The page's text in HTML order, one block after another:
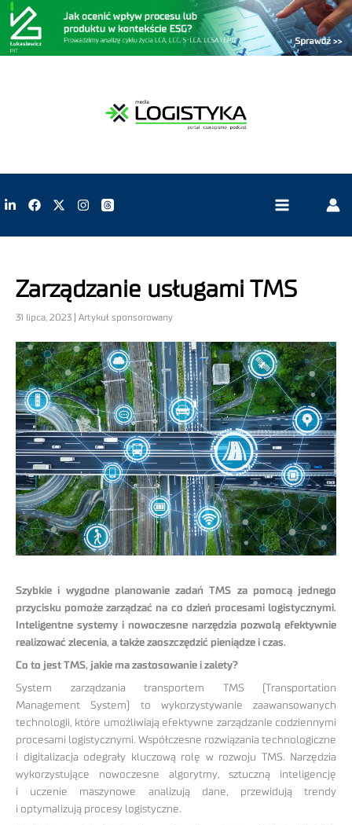
Zarządzanie usługami TMS
31 lipca, 2023 | Artykuł sponsorowany
Szybkie i wygodne planowanie zadań TMS za pomocą jednego
przycisku pomoże zarządzać na co dzień procesami logistycznymi.
Inteligentne systemy i nowoczesne narzędzia pozwolą efektywnie
realizować zlecenia, a także zaoszczędzić pieniądze i czas.
Co to jest TMS, jakie ma zastosowanie i zalety?
System zarządzania transportem TMS (Transportation
Management System) to wykorzystywanie zaawansowanych
technologii, które umożliwiają efektywne zarządzanie codziennymi
procesami logistycznymi. Współczesne rozwiązania technologiczne
i digitalizacja odegrały kluczową rolę w rozwoju TMS. Narzędzia
wykorzystujące nowoczesne algorytmy, sztuczną inteligencję
i uczenie maszynowe analizują dane, przewidują trendy
i optymalizują procesy logistyczne.